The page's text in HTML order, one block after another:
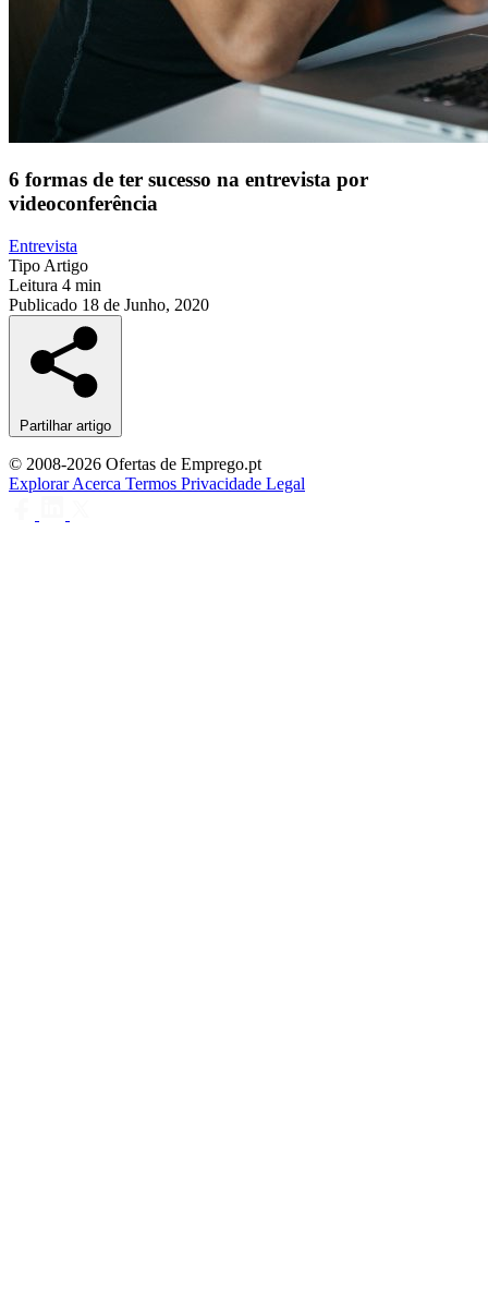
6 formas de ter sucesso na entrevista por
videoconferência
Entrevista
Tipo Artigo
Leitura 4 min
Publicado 18 de Junho, 2020
Partilhar artigo
© 2008-2026 Ofertas de Emprego.pt
ExplorarAcerca Termos Privacidade Legal